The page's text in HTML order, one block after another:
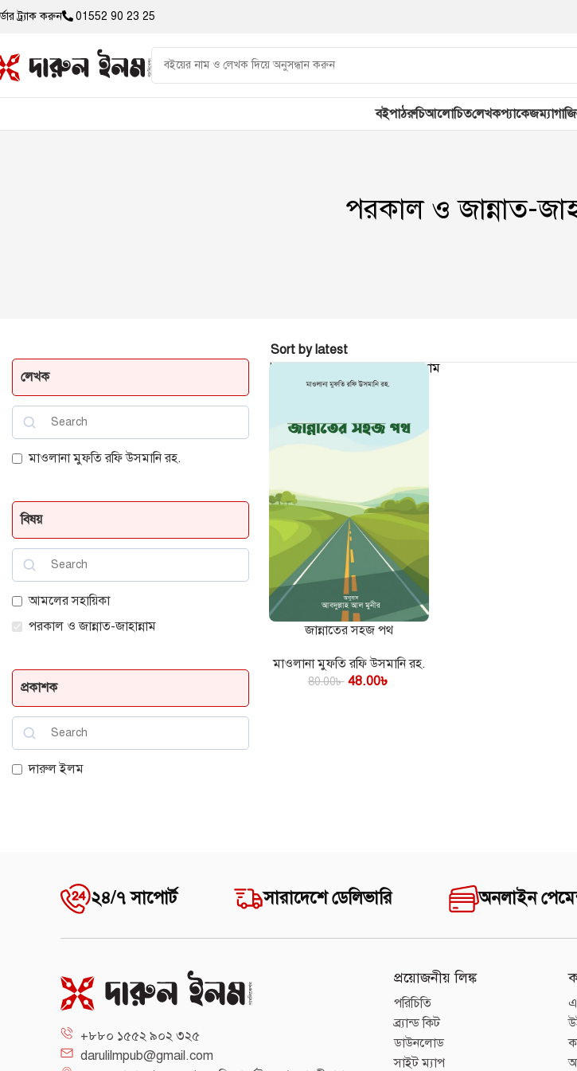
ট্র্যাক করুন 01552 90 23 25
বইপাঠরুচিআলোচিতলেখকপ্যাকেজ
পরকাল ও জান্নাত-
লেখক
মাওলানা মুফতি রফি উসমানি রহ.
বিষয়
আমলের সহায়িকা
পরকাল ও জান্নাত-জাহান্নাম
প্রকাশক
দারুল ইলম
Home পরকাল ও জান্নাত-জাহান্নাম
কার্টে যোগ করুনজান্নাতের সহজ পথ
মাওলানা মুফতি রফি উসমানি রহ.
80.00৳ 48.00৳
২৪/৭ সাপোর্ট সারাদেশে ডেলিভারি অনলাইন
+৮৮০ ১৫৫২ ৯০২ ৩২৫
darulilmpub@gmail.com
প্রয়োজনীয় লিঙ্ক
পরিচিতি
ব্র্যান্ড কিট
ডাউনলোড
সাইট ম্যাপ